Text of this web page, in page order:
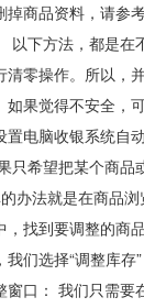
掉商品资料，请参
以下方法，都是在
清零操作。所以，
如果觉得不安全，
电脑收银系统自
只希望把某个商品
办法就是在商品
找到要调整的商
们选择“调整库存
口： 我们只需要